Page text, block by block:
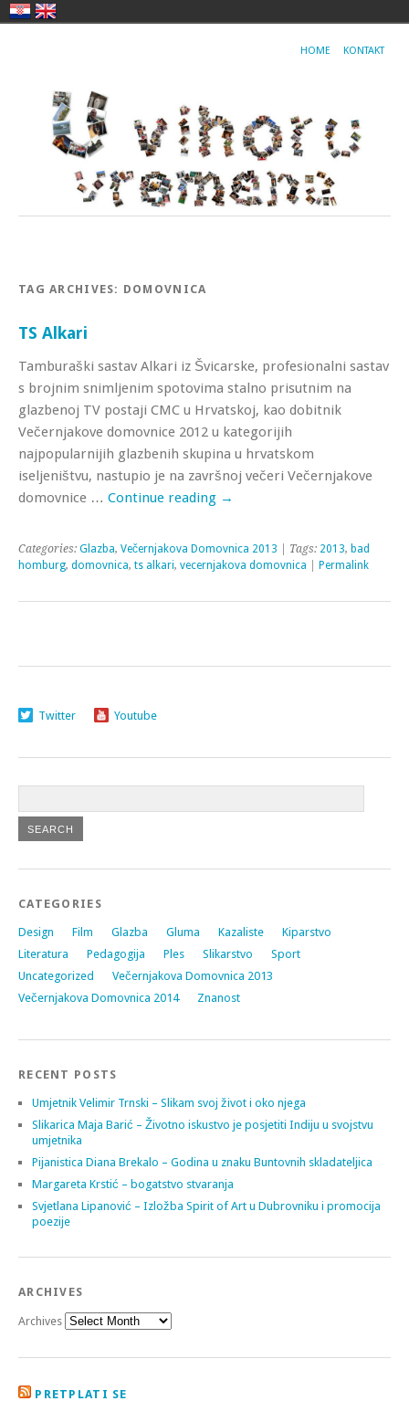
HOME KONTAKT
TAG ARCHIVES: DOMOVNICA
TS Alkari
Tamburaški sastav Alkari iz Švicarske, profesionalni sastav
s brojnim snimljenim spotovima stalno prisutnim na
glazbenoj TV postaji CMC u Hrvatskoj, kao dobitnik
Večernjakove domovnice 2012 u kategorijih
najpopularnijih glazbenih skupina u hrvatskom
iseljeništvu, nastupio je na završnoj večeri Večernjakove
domovnice … Continue reading →
Categories: Glazba, Večernjakova Domovnica 2013 | Tags: 2013, bad
homburg, domovnica, ts alkari, vecernjakova domovnica Permalink
Twitter Youtube
CATEGORIES
Design Film Glazba Gluma Kazaliste
Kiparstvo
Literatura
Pedagogija Ples Slikarstvo
Sport
Uncategorized
Večernjakova Domovnica 2013
Večernjakova Domovnica 2014
Znanost
RECENT POSTS
Umjetnik Velimir Trnski – Slikam svoj život i oko njega
Slikarica Maja Barić – Životno iskustvo je posjetiti Indiju u svojstvu
umjetnika
Pijanistica Diana Brekalo – Godina u znaku Buntovnih skladateljica
Margareta Krstić – bogatstvo stvaranja
Svjetlana Lipanović – Izložba Spirit of Art u Dubrovniku i promocija
poezije
ARCHIVES
Archives
PRETPLATI SE